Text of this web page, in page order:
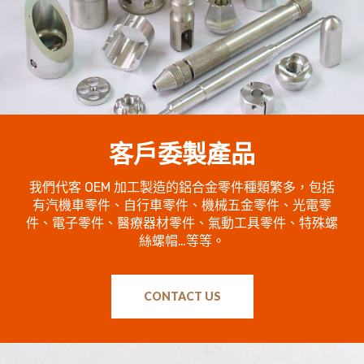
客戶委製產品
我們代客 OEM 加工製造的鋁合金零件種類繁多，包括
有汽機車零件、自行車零件、機械五金零件、光電零
件、電子零件、醫療器材零件、氣動工具零件、特殊螺
絲螺帽…等等。
CONTACT US